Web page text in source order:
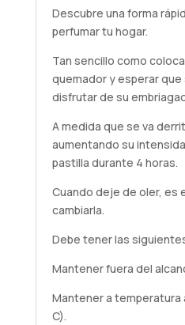
Descubre una forma
perfumar tu hogar.
Tan sencillo como
quemador y esperar que
disfrutar de su
A medida que se va
aumentando su
pastilla durante 4 horas.
Cuando deje de oler, es
cambiarla.
Debe tener las
Mantener fuera del
Mantener a temperatura
C).